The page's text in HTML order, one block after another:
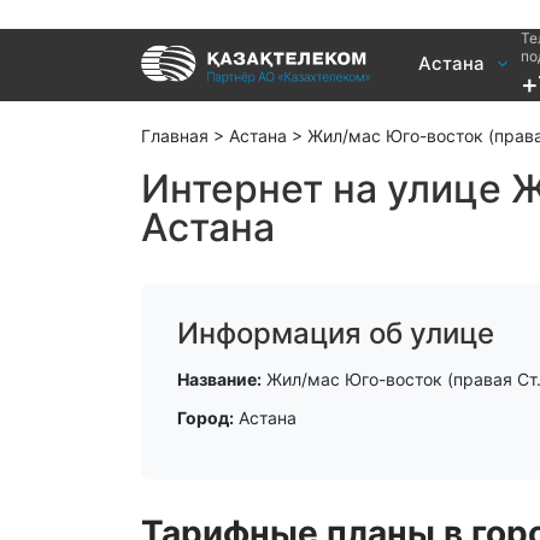
Астана
Услуги
Интернет и ТВ в частном доме
Интернет
TV+
Главная > Астана > Жил/мас Юго-восток
Интернет на улице
Астана
Информация об улице
Название: Жил/мас Юго-восток (правая
Город: Астана